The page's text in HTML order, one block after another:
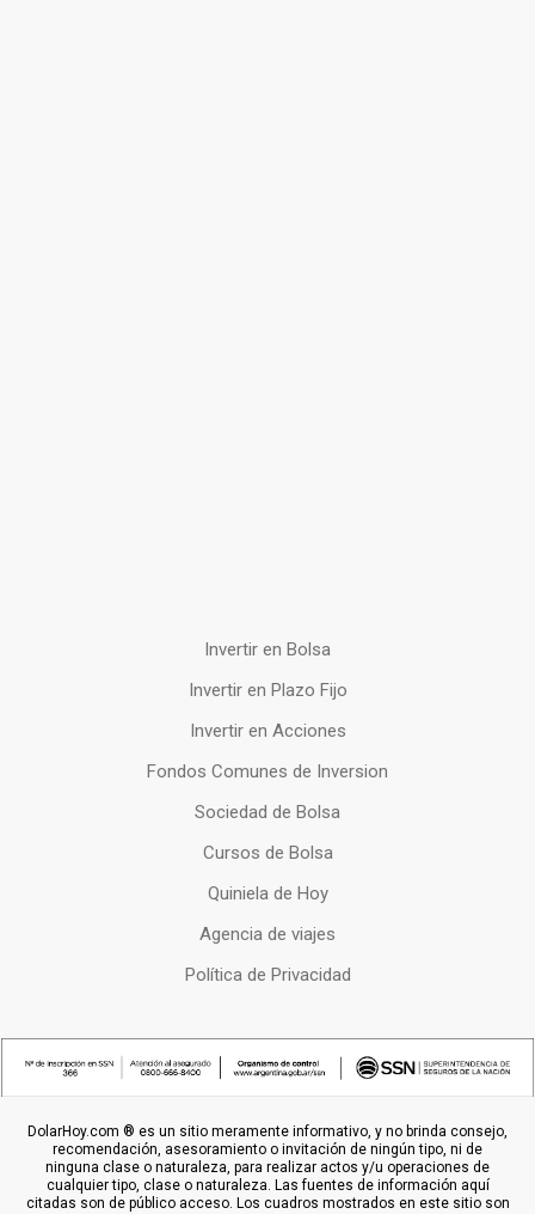
Invertir en Bolsa
Invertir en Plazo Fijo
Invertir en Acciones
Fondos Comunes de Inversion
Sociedad de Bolsa
Cursos de Bolsa
Quiniela de Hoy
Agencia de viajes
Política de Privacidad
DolarHoy.com ® es un sitio meramente informativo, y no brinda consejo,
recomendación, asesoramiento o invitación de ningún tipo, ni de
ninguna clase o naturaleza, para realizar actos y/u operaciones de
cualquier tipo, clase o naturaleza. Las fuentes de información aquí
citadas son de público acceso. Los cuadros mostrados en este sitio son